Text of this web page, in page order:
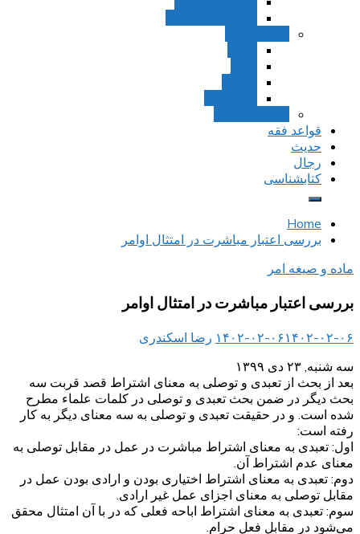
قواعد فقه
حدیث
رجال
کتابشناسی
Home
بررسی اعتبار مباشرت در امتثال اوامر
ماده و صیغه امر
بررسی اعتبار مباشرت در امتثال اوامر
۱۴۰۲-۰۲-۰۶۱۴۰۲-۰۲-۰۶
رضا اسکندری
سه شنبه, ۲۳ دی ۱۳۹۹
بعد از بحث از تعبدی و توصلی به معنای اشتراط قصد قربت سه
بحث دیگر در ضمن بحث تعبدی و توصلی در کلمات علماء مطرح
شده است. و در حقیقت تعبدی و توصلی به سه معنای دیگر به کار
رفته است:
اول: تعبدی به معنای اشتراط مباشرت در عمل در مقابل توصلی به
معنای عدم اشتراط آن.
دوم: تعبدی به معنای اشتراط اختیاری بودن و ارادی بودن عمل در
مقابل توصلی به معنای اجزای عمل غیر ارادی.
سوم: تعبدی به معنای اشتراط اباحه فعلی که در با آن امتثال محقق
می‌شود در مقابل فعل حرام.